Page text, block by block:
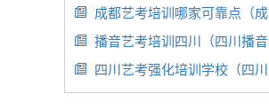
 成都艺考培训哪家可靠点（成都艺考培训哪家好）
 播音艺考培训四川（四川播音主持培训机构排名）
 四川艺考强化培训学校（四川艺考集训机构排名）